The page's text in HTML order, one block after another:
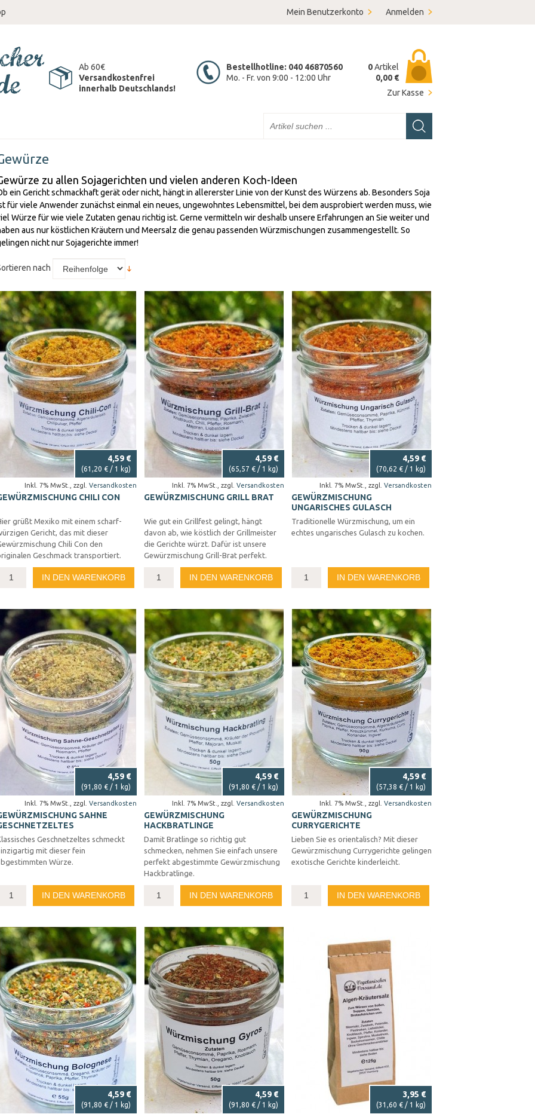
Mein Benutzerkonto Anmelden
Ab 60€
Versandkostenfrei
innerhalb Deutschlands!
Bestellhotline: 040 46870560
Mo. - Fr. von 9:00 - 12:00 Uhr
0Artikel
0,00 €
Zur Kasse
zu allen Sojagerichten und vielen anderen Koch-Ideen
ein Gericht schmackhaft gerät oder nicht, hängt in allererster Linie von der Kunst des Würzens ab. Besonders Soja
für viele Anwender zunächst einmal ein neues, ungewohntes Lebensmittel, bei dem ausprobiert werden muss, wie
Würze für wie viele Zutaten genau richtig ist. Gerne vermitteln wir deshalb unsere Erfahrungen an Sie weiter und
aus nur köstlichen Kräutern und Meersalz die genau passenden Würzmischungen zusammengestellt. So
nicht nur Sojagerichte immer!
nach
4,59 €
Inkl. 7% MwSt. zzgl. Versandkosten
(61,20 € / 1 kg)
CHILI CON
grüßt Mexiko mit einem scharf-
Gericht, das mit dieser
Chili Con den
Geschmack transportiert.
IN DEN WARENKORB
4,59 €
Inkl. 7% MwSt. zzgl. Versandkosten
(65,57 € / 1 kg)
GEWÜRZMISCHUNG GRILL BRAT
Wie gut ein Grillfest gelingt, hängt
davon ab, wie köstlich der Grillmeister
die Gerichte würzt. Dafür ist unsere
Gewürzmischung Grill-Brat perfekt.
IN DEN WARENKORB
4,59 €
Inkl. 7% MwSt. zzgl. Versandkosten
(70,62 € / 1 kg)
GEWÜRZMISCHUNG
UNGARISCHES GULASCH
Traditionelle Würzmischung, um ein
echtes ungarisches Gulasch zu kochen.
IN DEN WARENKORB
4,59 €
Inkl. 7% MwSt. zzgl. Versandkosten
(91,80 € / 1 kg)
SAHNE
Geschnetzeltes schmeckt
mit dieser fein
Würze.
IN DEN WARENKORB
4,59 €
Inkl. 7% MwSt. zzgl. Versandkosten
(91,80 € / 1 kg)
GEWÜRZMISCHUNG
HACKBRATLINGE
Damit Bratlinge so richtig gut
schmecken, nehmen Sie einfach unsere
perfekt abgestimmte Gewürzmischung
Hackbratlinge.
IN DEN WARENKORB
4,59 €
Inkl. 7% MwSt. zzgl. Versandkosten
(57,38 € / 1 kg)
GEWÜRZMISCHUNG
CURRYGERICHTE
Lieben Sie es orientalisch? Mit dieser
Gewürzmischung Currygerichte gelingen
exotische Gerichte kinderleicht.
IN DEN WARENKORB
4,59 €
(91,80 € / 1 kg)
4,59 €
(91,80 € / 1 kg)
3,95 €
(31,60 € / 1 kg)